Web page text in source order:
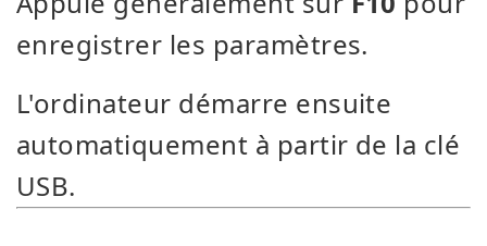
enregistrer les paramètres.
L'ordinateur démarre ensuite
automatiquement à partir de la clé
USB.